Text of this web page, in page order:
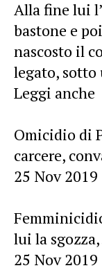
Alla fine lui
bastone e
nascosto il
legato, sotto
Leggi anche
Omicidio di
carcere,
25 Nov 2019
lui la
25 Nov 2019